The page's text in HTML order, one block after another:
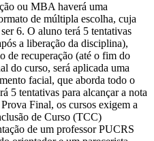
ou MBA haverá uma
de múltipla escolha, cuja
6. O aluno terá 5 tentativas
a liberação da disciplina),
de recuperação (até o fim do
do curso, será aplicada uma
facial, que aborda todo o
5 tentativas para alcançar a nota
Final, os cursos exigem a
de Curso (TCC)
de um professor PUCRS